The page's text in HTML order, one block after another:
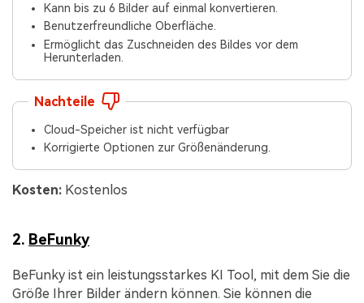
Kann bis zu 6 Bilder auf einmal konvertieren.
Benutzerfreundliche Oberfläche.
Ermöglicht das Zuschneiden des Bildes vor dem
Herunterladen.
Nachteile
Cloud-Speicher ist nicht verfügbar
Korrigierte Optionen zur Größenänderung.
Kosten: Kostenlos
2. BeFunky
BeFunky ist ein leistungsstarkes KI Tool, mit dem Sie die
Größe Ihrer Bilder ändern können. Sie können die